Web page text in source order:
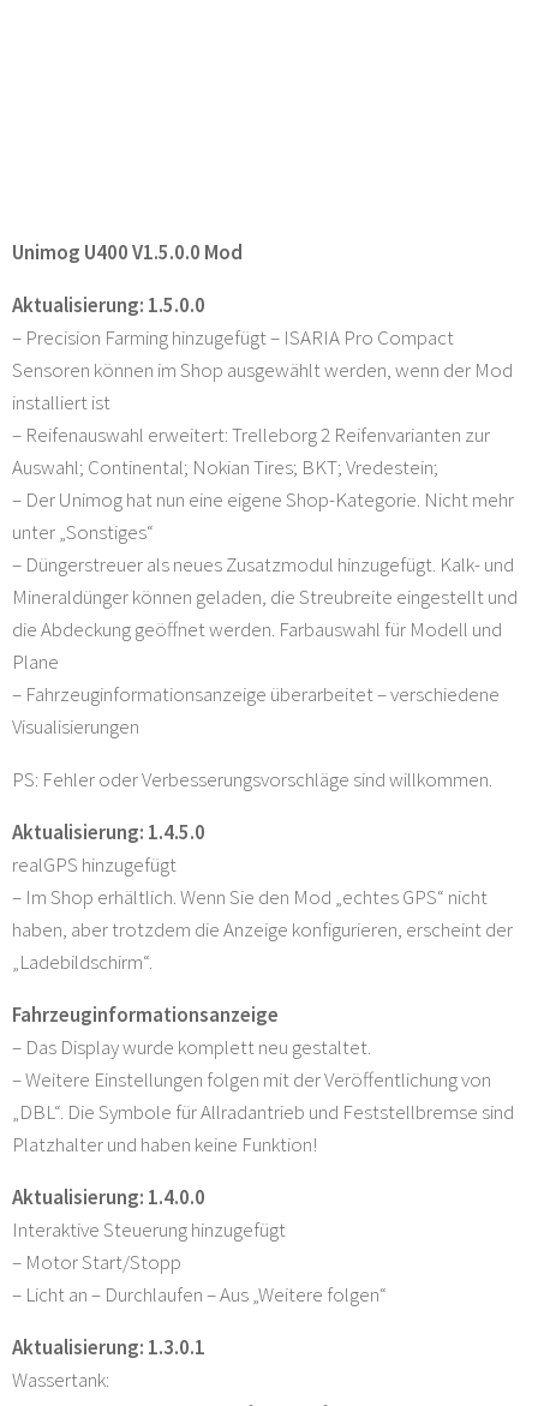
Unimog U400 V1.5.0.0 Mod
Aktualisierung: 1.5.0.0
– Precision Farming hinzugefügt – ISARIA Pro Compact
Sensoren können im Shop ausgewählt werden, wenn der Mod
installiert ist
– Reifenauswahl erweitert: Trelleborg 2 Reifenvarianten zur
Auswahl; Continental; Nokian Tires; BKT; Vredestein;
– Der Unimog hat nun eine eigene Shop-Kategorie. Nicht mehr
unter „Sonstiges“
– Düngerstreuer als neues Zusatzmodul hinzugefügt. Kalk- und
Mineraldünger können geladen, die Streubreite eingestellt und
die Abdeckung geöffnet werden. Farbauswahl für Modell und
Plane
– Fahrzeuginformationsanzeige überarbeitet – verschiedene
Visualisierungen
PS: Fehler oder Verbesserungsvorschläge sind willkommen.
Aktualisierung: 1.4.5.0
realGPS hinzugefügt
– Im Shop erhältlich. Wenn Sie den Mod „echtes GPS“ nicht
haben, aber trotzdem die Anzeige konfigurieren, erscheint der
„Ladebildschirm“.
Fahrzeuginformationsanzeige
– Das Display wurde komplett neu gestaltet.
– Weitere Einstellungen folgen mit der Veröffentlichung von
„DBL“. Die Symbole für Allradantrieb und Feststellbremse sind
Platzhalter und haben keine Funktion!
Aktualisierung: 1.4.0.0
Interaktive Steuerung hinzugefügt
– Motor Start/Stopp
– Licht an – Durchlaufen – Aus „Weitere folgen“
Aktualisierung: 1.3.0.1
Wassertank: